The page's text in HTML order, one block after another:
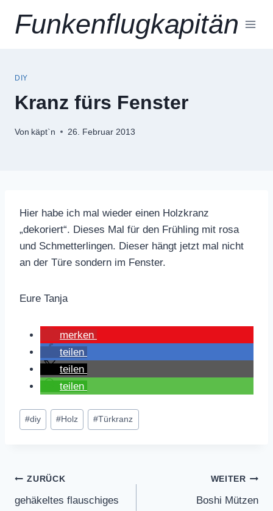
InhaltFunkenflugkapitän
DIY
Kranz fürs Fenster
Von käpt`n 26. Februar 2013
Hier habe ich mal wieder einen Holzkranz
„dekoriert“. Dieses Mal für den Frühling mit rosa
und Schmetterlingen. Dieser hängt jetzt mal nicht
an der Türe sondern im Fenster.
Eure Tanja
merken
teilen
teilen
teilen
Schlagworte:
#diy #Holz #Türkranz
Beitragsnavigation
ZURÜCK
gehäkeltes flauschiges
WEITER
Boshi Mützen